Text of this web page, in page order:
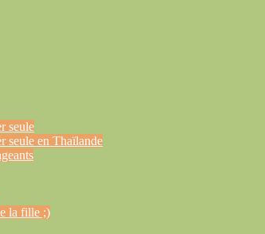
seule
seule en Thaïlande
la fille ;)